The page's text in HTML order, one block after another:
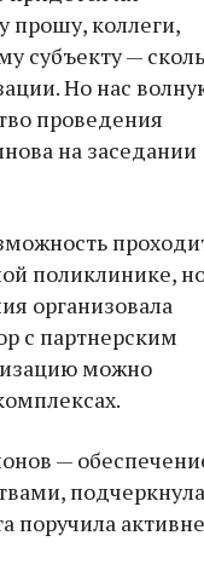
прошу, коллеги,
субъекту —
Но нас
проведения
на заседании
поликлинике,
организовала
с партнерским
можно
—
подчеркнула
поручила
СВО дроны